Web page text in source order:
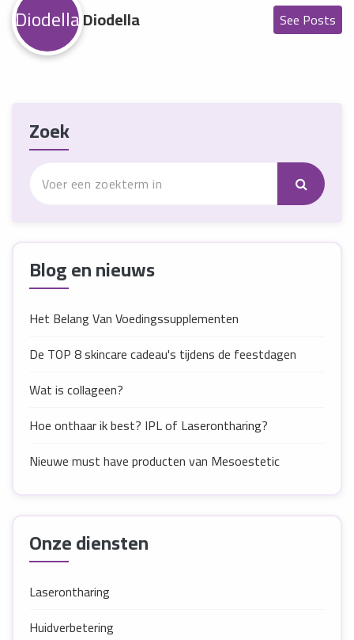
DiodellaDiodella See Posts
Zoek
Blog en nieuws
Het Belang Van Voedingssupplementen
De TOP 8 skincare cadeau's tijdens de feestdagen
Wat is collageen?
Hoe onthaar ik best? IPL of Laserontharing?
Nieuwe must have producten van Mesoestetic
Onze diensten
Laserontharing
Huidverbetering